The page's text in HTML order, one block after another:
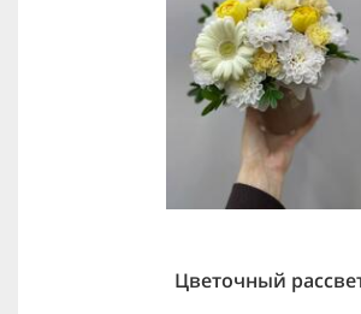
Цветочный